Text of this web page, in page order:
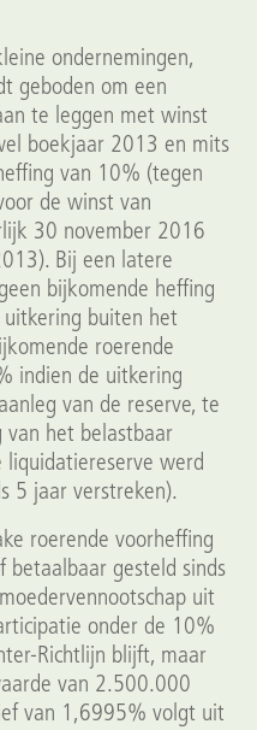
ondernemingen,
geboden om een
te leggen met winst
boekjaar 2013 en mits
van 10% (tegen
de winst van
30 november 2016
Bij een latere
bijkomende heffing
uitkering buiten het
roerende
indien de uitkering
van de reserve, te
van het belastbaar
werd
5 jaar verstreken).
roerende voorheffing
betaalbaar gesteld sinds
uit
onder de 10%
Richtlijn blijft, maar
van 2.500.000
van 1,6995% volgt uit